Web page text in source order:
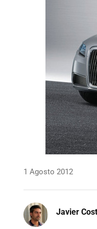
1 Agosto 2012
Javier